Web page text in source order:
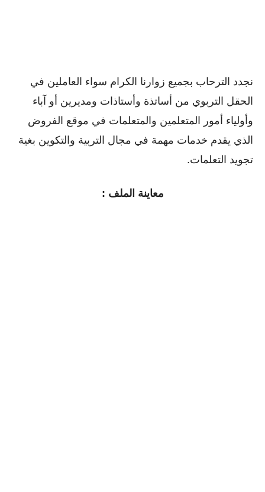
نجدد الترحاب بجميع زوارنا الكرام سواء العاملين في
الحقل التربوي من أساتذة وأستاذات ومديرين أو ﺁباء
وأولياء أمور المتعلمين والمتعلمات في موقع الفروض
الذي يقدم خدمات مهمة في مجال التربية والتكوين بغية
تجويد التعلمات.
معاينة الملف :